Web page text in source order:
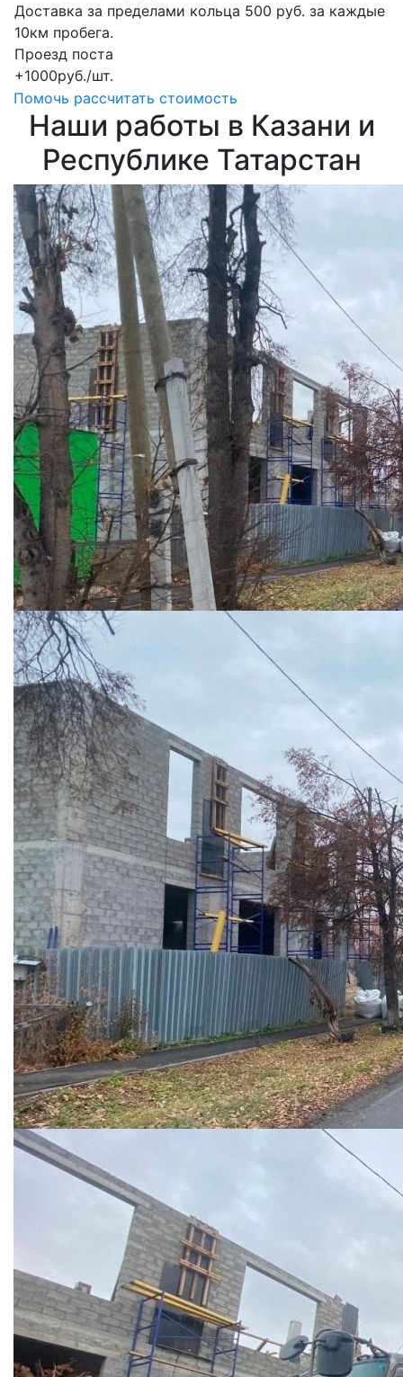
Доставка за пределами кольца 500 руб. за каждые
10км пробега.
Проезд поста
+1000руб./шт.
Помочь рассчитать стоимость
Наши работы в Казани и
Республике Татарстан